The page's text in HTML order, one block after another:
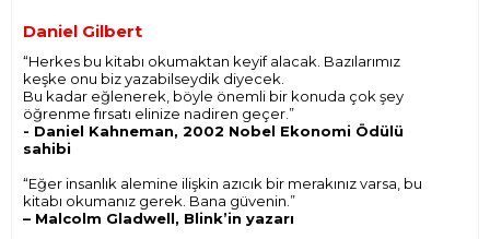
Daniel Gilbert
“Herkes bu kitabı okumaktan keyif alacak. Bazılarımız
keşke onu biz yazabilseydik diyecek.
Bu kadar eğlenerek, böyle önemli bir konuda çok şey
öğrenme fırsatı elinize nadiren geçer.”
- Daniel Kahneman, 2002 Nobel Ekonomi Ödülü
sahibi
“Eğer insanlık alemine ilişkin azıcık bir merakınız varsa, bu
kitabı okumanız gerek. Bana güvenin.”
– Malcolm Gladwell, Blink’in yazarı